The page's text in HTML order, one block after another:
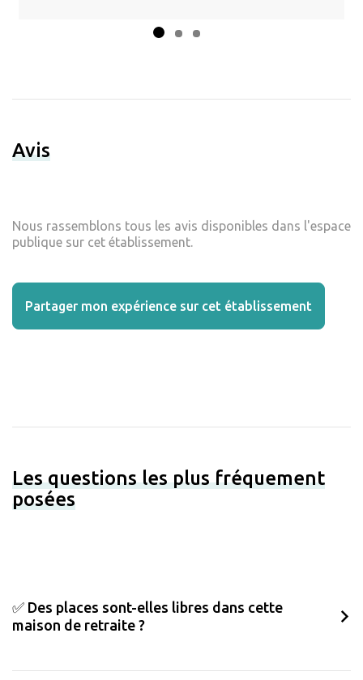
Avis
Nous rassemblons tous les avis disponibles dans l'espace
publique sur cet établissement.
Partager mon expérience sur cet établissement
Les questions les plus fréquement
posées
✅ Des places sont-elles libres dans cette
maison de retraite ?